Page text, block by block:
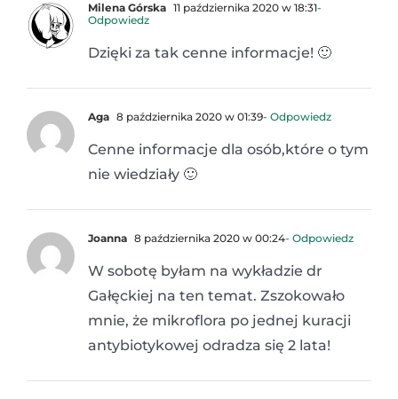
Milena Górska 11 października 2020 w 18:31-
Odpowiedz
Dzięki za tak cenne informacje! 🙂
Aga 8 października 2020 w 01:39- Odpowiedz
Cenne informacje dla osób,które o tym
nie wiedziały 🙂
Joanna 8 października 2020 w 00:24- Odpowiedz
W sobotę byłam na wykładzie dr
Gałęckiej na ten temat. Zszokowało
mnie, że mikroflora po jednej kuracji
antybiotykowej odradza się 2 lata!